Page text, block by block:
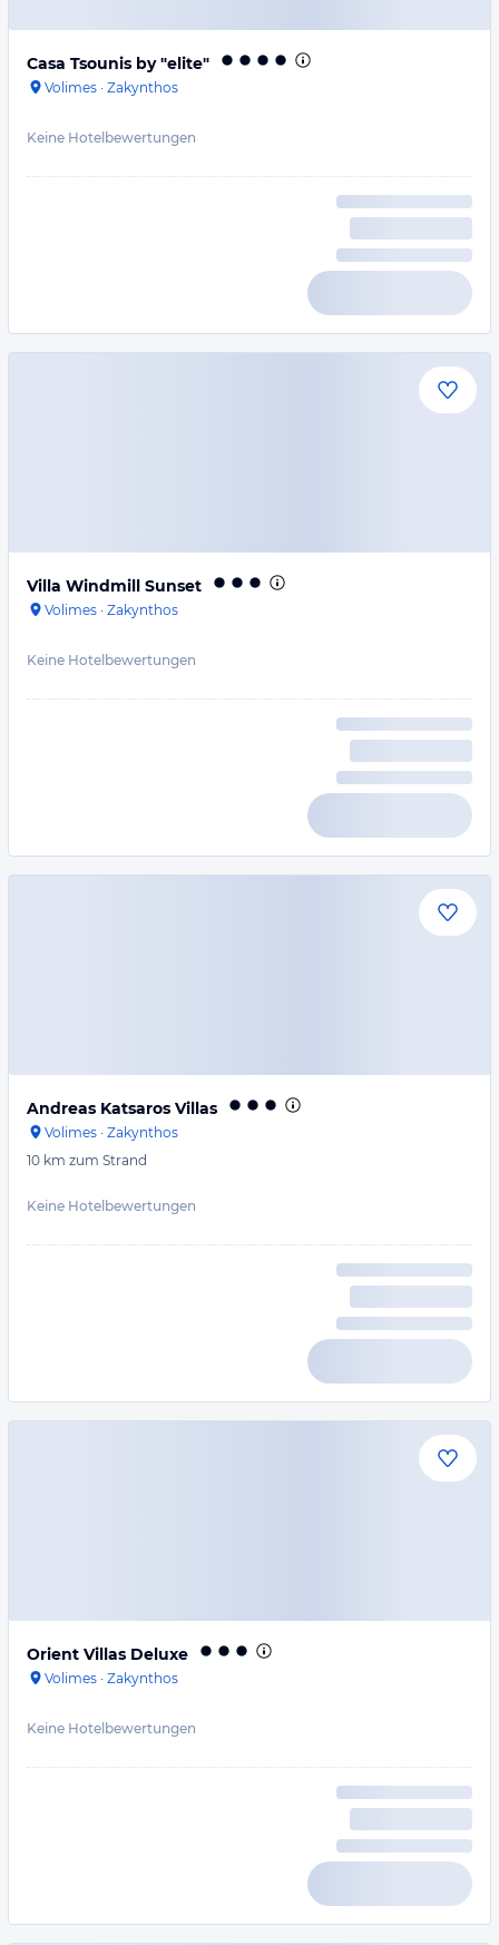
Casa Tsounis by "elite"
Volimes · Zakynthos
Keine Hotelbewertungen
Villa Windmill Sunset
Volimes · Zakynthos
Keine Hotelbewertungen
Andreas Katsaros Villas
Volimes · Zakynthos
10 km zum Strand
Keine Hotelbewertungen
Orient Villas Deluxe
Volimes · Zakynthos
Keine Hotelbewertungen